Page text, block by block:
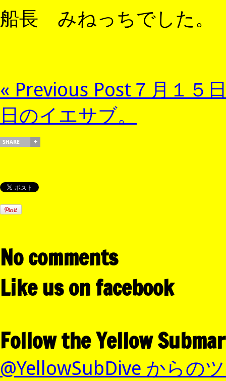
船長 みねっちでした。
« Previous Post ７月１５
日のイエサブ。
No comments
Like us on facebook
Follow the Yellow
@YellowSubDive からの